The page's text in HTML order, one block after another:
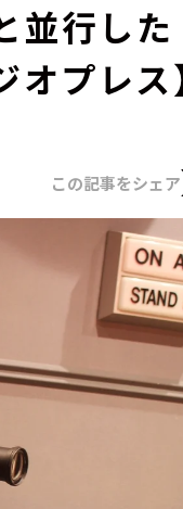
並行した
プレス
この記事をシェア